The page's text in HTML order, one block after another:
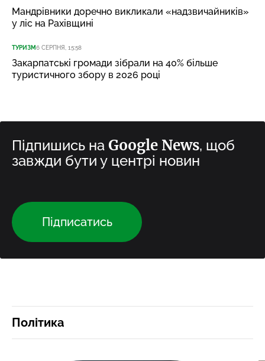
Мандрівники доречно викликали «надзвичайників»
у ліс на Рахівщині
ТУРИЗМ6 СЕРПНЯ, 15:58
Закарпатські громади зібрали на 40% більше
туристичного збору в 2026 році
Підпишись на Google News, щоб
завжди бути у центрі новин
Підписатись
Політика